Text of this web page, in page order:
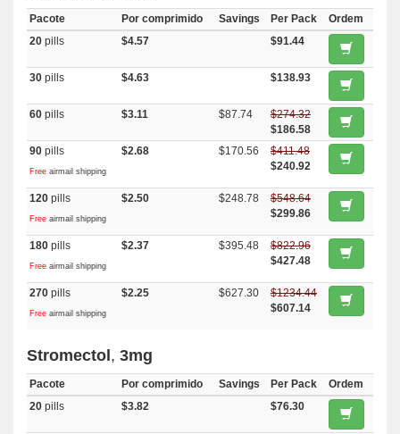
Pacote Por comprimido Savings Per Pack
Ordem
20 pills $4.57 $91.44
30 pills $4.63 $138.93
60 pills $3.11 $87.74
$274.32
$186.58
90 pills
Free airmail shipping
$2.68 $170.56
$411.48
$240.92
120 pills
Free airmail shipping
$2.50 $248.78
$548.64
$299.86
180 pills
Free airmail shipping
$2.37 $395.48
$822.96
$427.48
270 pills
Free airmail shipping
$2.25 $627.30
$1234.44
$607.14
Stromectol , 3mg
Pacote Por comprimido Savings Per Pack
Ordem
20 pills $3.82 $76.30